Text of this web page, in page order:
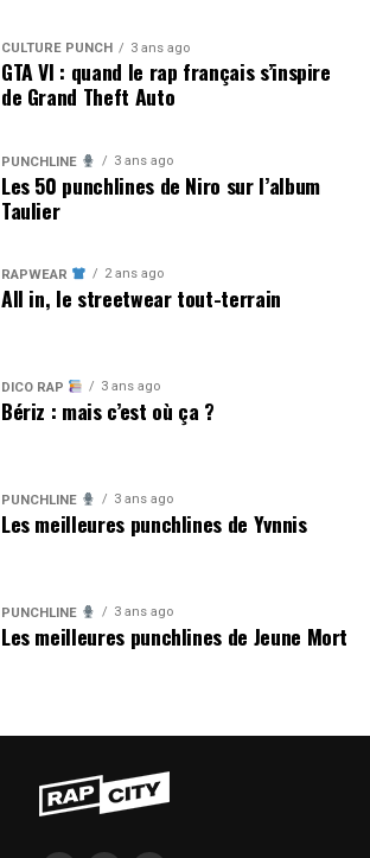
CULTURE PUNCH 3 ans ago
GTA VI : quand le rap français s’inspire
de Grand Theft Auto
PUNCHLINE 3 ans ago
Les 50 punchlines de Niro sur l’album
Taulier
RAPWEAR 2 ans ago
All in, le streetwear tout-terrain
DICO RAP 3 ans ago
Bériz : mais c’est où ça ?
PUNCHLINE 3 ans ago
Les meilleures punchlines de Yvnnis
PUNCHLINE 3 ans ago
Les meilleures punchlines de Jeune Mort